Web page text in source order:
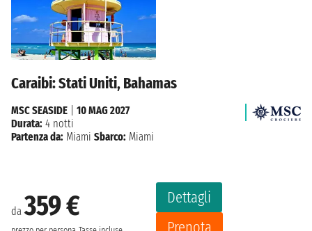
Caraibi: Stati Uniti, Bahamas
da359 €
Dettagli
MSC SEASIDE
10 MAG 2027
Durata: 4 notti
Partenza da: Miami Sbarco: Miami